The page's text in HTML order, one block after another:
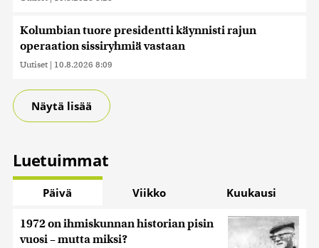
Kolumbian tuore presidentti käynnisti rajun
operaation sissiryhmiä vastaan
Uutiset | 10.8.2026 8:09
Näytä lisää
Luetuimmat
Päivä Viikko Kuukausi
1972 on ihmiskunnan historian pisin
vuosi – mutta miksi?